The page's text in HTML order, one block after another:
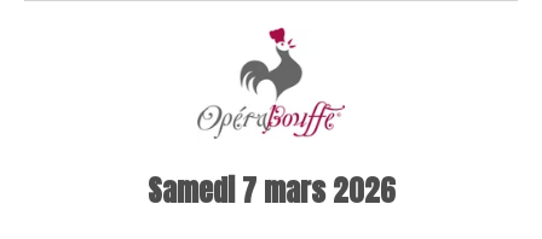
Samedi 7 mars 2026